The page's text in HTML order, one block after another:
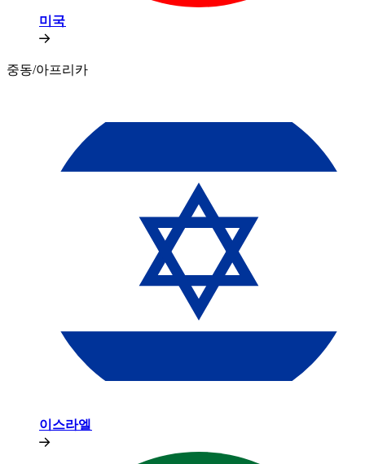
미국​​
중동/아프리카​​
이스라엘​​